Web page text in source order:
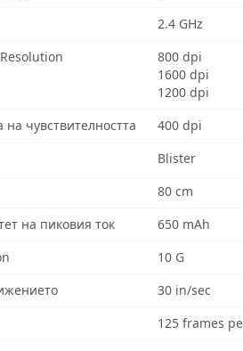
2.4 GHz
800 dpi
1600 dpi
1200 dpi
чувствителността
400 dpi
Blister
80 cm
на пиковия ток
650 mAh
10 G
30 in/sec
125 frames